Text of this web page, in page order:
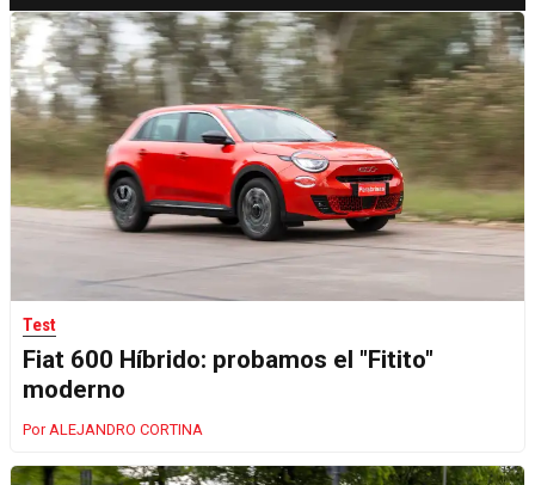
Test
Fiat 600 Híbrido: probamos el "Fitito"
moderno
ALEJANDRO CORTINA